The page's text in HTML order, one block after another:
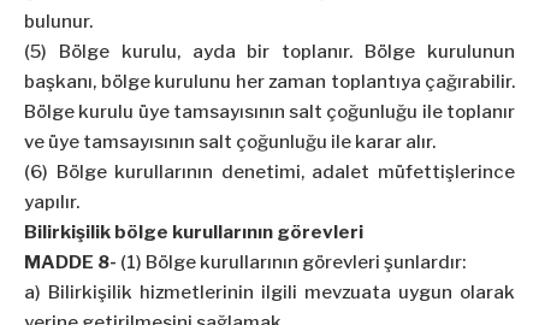
bulunur.
(5) Bölge kurulu, ayda bir toplanır. Bölge kurulunun
başkanı, bölge kurulunu her zaman toplantıya çağırabilir.
Bölge kurulu üye tamsayısının salt çoğunluğu ile toplanır
ve üye tamsayısının salt çoğunluğu ile karar alır.
(6) Bölge kurullarının denetimi, adalet müfettişlerince
yapılır.
Bilirkişilik bölge kurullarının görevleri
MADDE 8- (1) Bölge kurullarının görevleri şunlardır:
a) Bilirkişilik hizmetlerinin ilgili mevzuata uygun olarak